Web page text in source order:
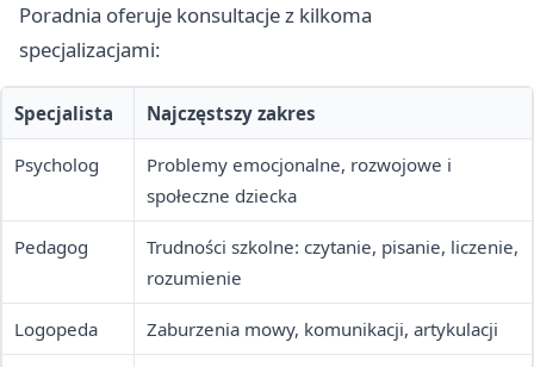
Poradnia oferuje konsultacje z kilkoma
specjalizacjami:
Specjalista Najczęstszy zakres
Psycholog
Problemy emocjonalne, rozwojowe i
społeczne dziecka
Pedagog
Trudności szkolne: czytanie, pisanie, liczenie,
rozumienie
Logopeda Zaburzenia mowy, komunikacji, artykulacji